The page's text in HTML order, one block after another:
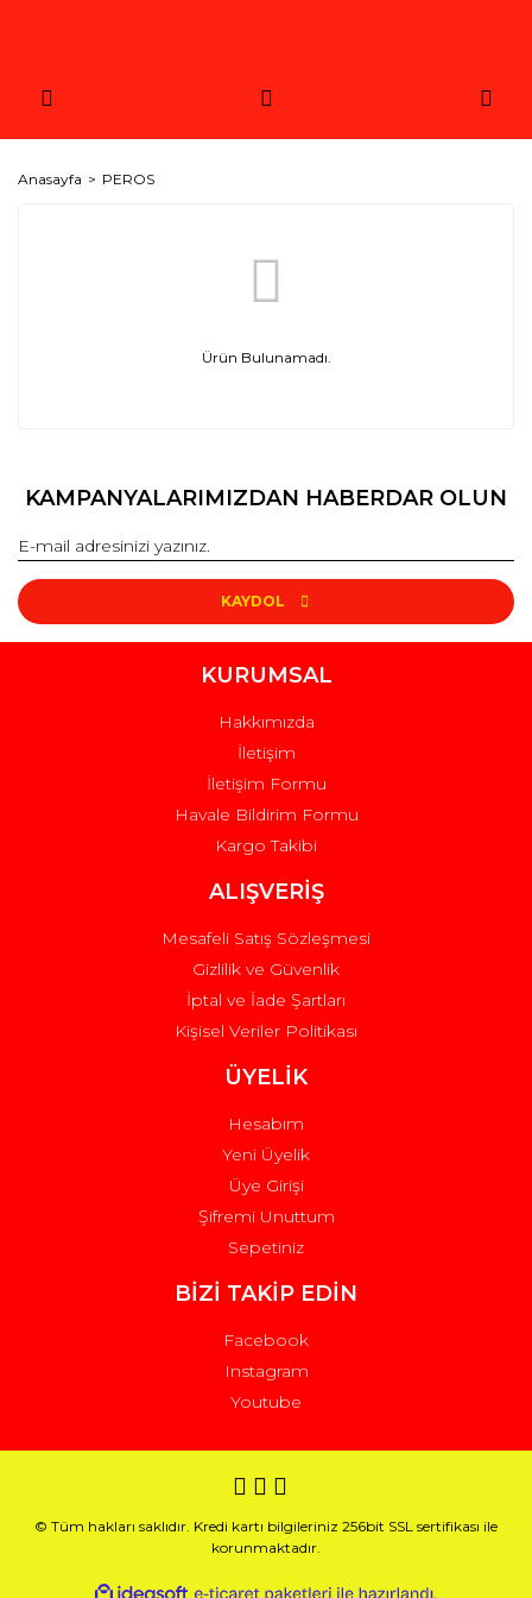
Anasayfa PEROS
Ürün Bulunamadı.
KAMPANYALARIMIZDAN HABERDAR OLUN
KAYDOL
KURUMSAL
Hakkımızda
İletişim
İletişim Formu
Havale Bildirim Formu
Kargo Takibi
ALIŞVERİŞ
Mesafeli Satış Sözleşmesi
Gizlilik ve Güvenlik
İptal ve İade Şartları
Kişisel Veriler Politikası
ÜYELİK
Hesabım
Yeni Üyelik
Üye Girişi
Şifremi Unuttum
Sepetiniz
BİZİ TAKİP EDİN
Facebook
Instagram
Youtube
© Tüm hakları saklıdır. Kredi kartı bilgileriniz 256bit SSL sertifikası ile
korunmaktadır.
ideasoft e-